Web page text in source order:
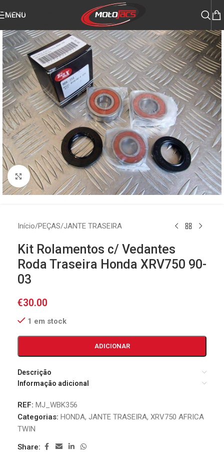
Skip to navigation
MENU
Click to enlarge
Início/PEÇAS/JANTE TRASEIRA
Kit Rolamentos c/ Vedantes
Roda Traseira Honda XRV750 90-
03
€30.00
1 em stock
ADICIONAR
Descrição
Informação adicional
REF: MJ_WBK356
Categorias: HONDA, JANTE TRASEIRA, XRV750 AFRICA
TWIN
Share: